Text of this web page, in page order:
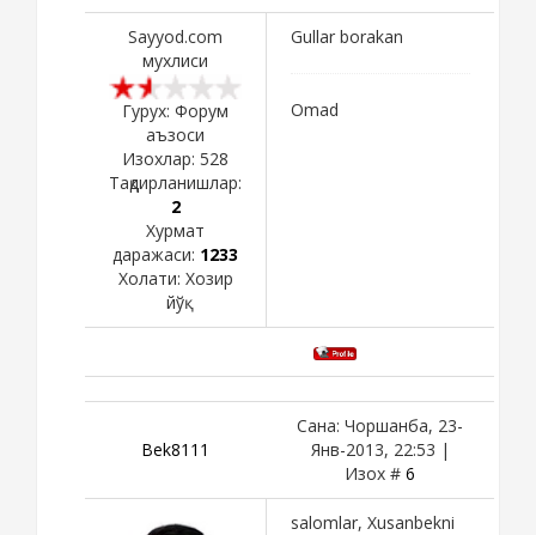
Sayyod.com
мухлиси
Гурух: Форум
аъзоси
Изохлар: 528
Тақдирланишлар:
2
Хурмат
даражаси: 1233
Холати: Хозир
йўқ
Gullar borakan
Omad
Bek8111
Сана: Чоршанба, 23-
Янв-2013, 22:53 |
Изох # 6
salomlar, Xusanbekni